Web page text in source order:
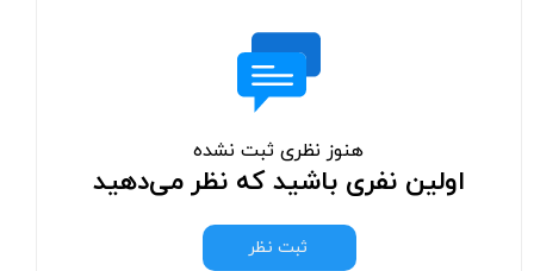
هنوز نظری ثبت نشده
اولین نفری باشید که نظر می‌دهید
ثبت نظر